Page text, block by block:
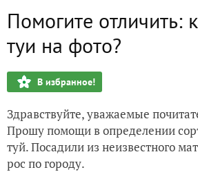
Помогите отличить:
туи на фото?
В избранное!
Здравствуйте, уважаемые
Прошу помощи в определении
туй. Посадили из неизвестного
рос по городу.